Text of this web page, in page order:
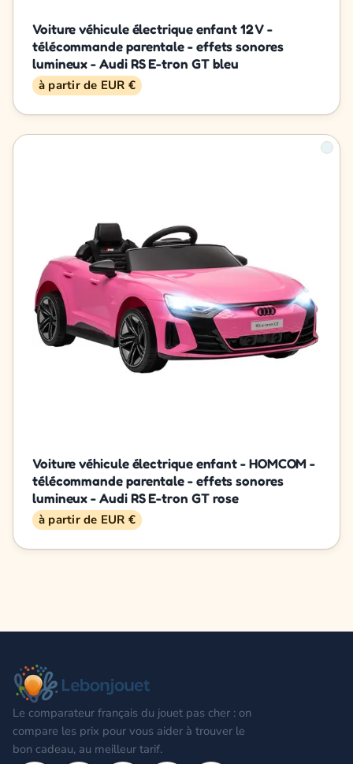
Voiture véhicule électrique enfant 12 V -
télécommande parentale - effets sonores
lumineux - Audi RS E-tron GT bleu
à partir de EUR €
Voiture véhicule électrique enfant - HOMCOM -
télécommande parentale - effets sonores
lumineux - Audi RS E-tron GT rose
à partir de EUR €
Le comparateur français du jouet pas cher : on
compare les prix pour vous aider à trouver le
bon cadeau, au meilleur tarif.